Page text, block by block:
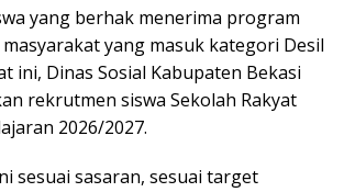
yang berhak menerima program
yang masuk kategori Desil
ini, Dinas Sosial Kabupaten Bekasi
rekrutmen siswa Sekolah Rakyat
2026/2027.
sesuai sasaran, sesuai target